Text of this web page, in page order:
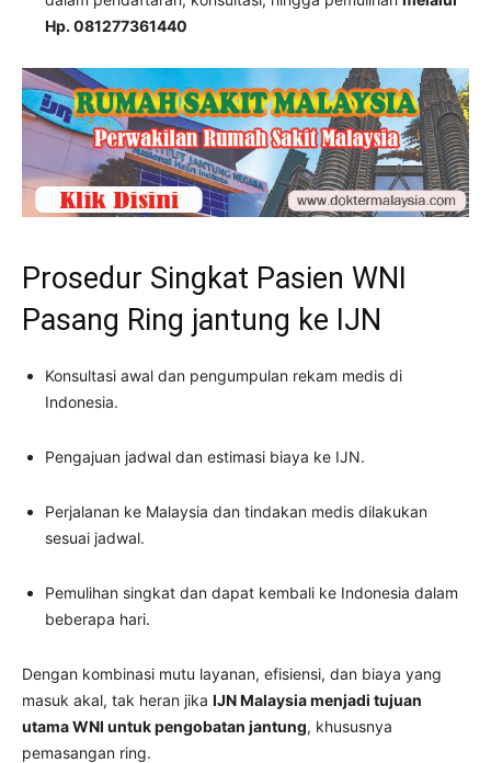
Hp. 081277361440
Prosedur Singkat Pasien WNI
Pasang Ring jantung ke IJN
Konsultasi awal dan pengumpulan rekam medis di
Indonesia.
Pengajuan jadwal dan estimasi biaya ke IJN.
Perjalanan ke Malaysia dan tindakan medis dilakukan
sesuai jadwal.
Pemulihan singkat dan dapat kembali ke Indonesia dalam
beberapa hari.
Dengan kombinasi mutu layanan, efisiensi, dan biaya yang
masuk akal, tak heran jika IJN Malaysia menjadi tujuan
utama WNI untuk pengobatan jantung, khususnya
pemasangan ring.